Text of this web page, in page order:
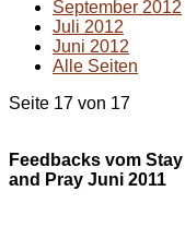
September 2012
Juli 2012
Juni 2012
Alle Seiten
Seite 17 von 17
Feedbacks vom Stay
and Pray Juni 2011